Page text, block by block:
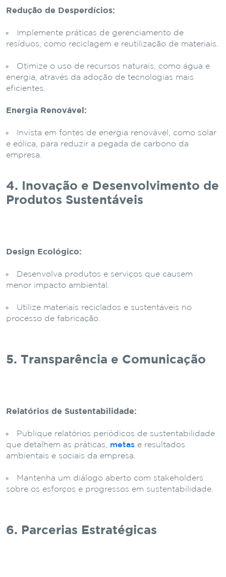
Redução de Desperdícios:
Implemente práticas de gerenciamento de
resíduos, como reciclagem e reutilização de materiais.
Otimize o uso de recursos naturais, como água e
energia, através da adoção de tecnologias mais
eficientes.
Energia Renovável:
Invista em fontes de energia renovável, como solar
e eólica, para reduzir a pegada de carbono da
empresa.
4. Inovação e Desenvolvimento de
Produtos Sustentáveis
Design Ecológico:
Desenvolva produtos e serviços que causem
menor impacto ambiental.
Utilize materiais reciclados e sustentáveis no
processo de fabricação.
5. Transparência e Comunicação
Relatórios de Sustentabilidade:
Publique relatórios periódicos de sustentabilidade
que detalhem as práticas, metas e resultados
ambientais e sociais da empresa.
Mantenha um diálogo aberto com stakeholders
sobre os esforços e progressos em sustentabilidade.
6. Parcerias Estratégicas